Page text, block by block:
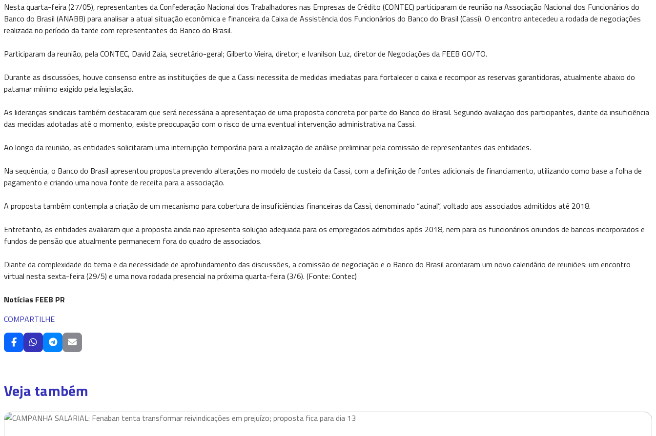
Nesta quarta-feira (27/05), representantes da Confederação Nacional dos Trabalhadores nas Empresas de Crédito (CONTEC) participaram de reunião na Associação Nacional dos Funcionários do
Banco do Brasil (ANABB) para analisar a atual situação econômica e financeira da Caixa de Assistência dos Funcionários do Banco do Brasil (Cassi). O encontro antecedeu a rodada de negociações
realizada no período da tarde com representantes do Banco do Brasil.
Participaram da reunião, pela CONTEC, David Zaia, secretário-geral; Gilberto Vieira, diretor; e Ivanilson Luz, diretor de Negociações da FEEB GO/TO.
Durante as discussões, houve consenso entre as instituições de que a Cassi necessita de medidas imediatas para fortalecer o caixa e recompor as reservas garantidoras, atualmente abaixo do
patamar mínimo exigido pela legislação.
As lideranças sindicais também destacaram que será necessária a apresentação de uma proposta concreta por parte do Banco do Brasil. Segundo avaliação dos participantes, diante da insuficiência
das medidas adotadas até o momento, existe preocupação com o risco de uma eventual intervenção administrativa na Cassi.
Ao longo da reunião, as entidades solicitaram uma interrupção temporária para a realização de análise preliminar pela comissão de representantes das entidades.
Na sequência, o Banco do Brasil apresentou proposta prevendo alterações no modelo de custeio da Cassi, com a definição de fontes adicionais de financiamento, utilizando como base a folha de
pagamento e criando uma nova fonte de receita para a associação.
A proposta também contempla a criação de um mecanismo para cobertura de insuficiências financeiras da Cassi, denominado “acinal”, voltado aos associados admitidos até 2018.
Entretanto, as entidades avaliaram que a proposta ainda não apresenta solução adequada para os empregados admitidos após 2018, nem para os funcionários oriundos de bancos incorporados e
fundos de pensão que atualmente permanecem fora do quadro de associados.
Diante da complexidade do tema e da necessidade de aprofundamento das discussões, a comissão de negociação e o Banco do Brasil acordaram um novo calendário de reuniões: um encontro
virtual nesta sexta-feira (29/5) e uma nova rodada presencial na próxima quarta-feira (3/6). (Fonte: Contec)
Notícias FEEB PR
COMPARTILHE
Veja também